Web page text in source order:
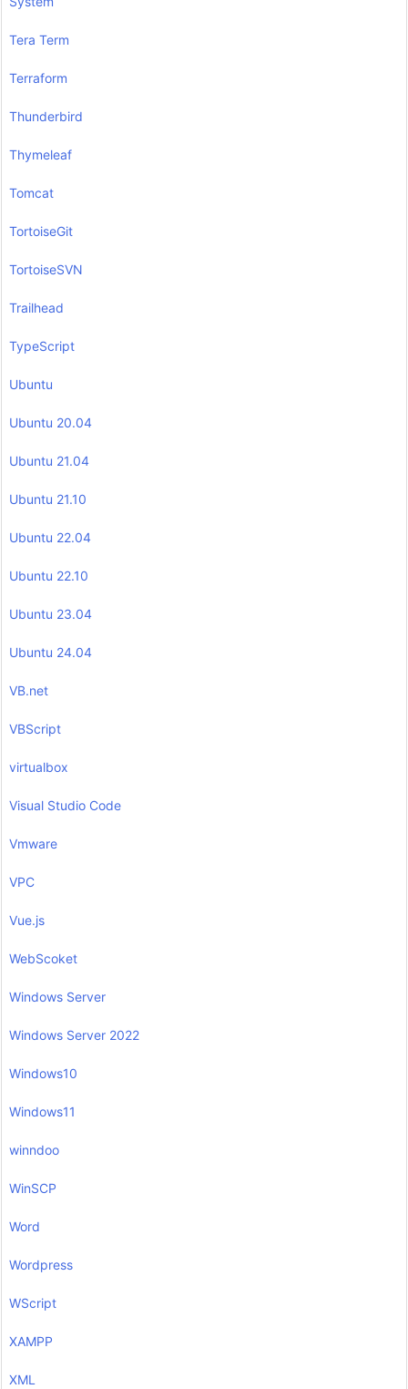
Tera Term
Terraform
Thunderbird
Thymeleaf
Tomcat
TortoiseGit
TortoiseSVN
Trailhead
TypeScript
Ubuntu
Ubuntu 20.04
Ubuntu 21.04
Ubuntu 21.10
Ubuntu 22.04
Ubuntu 22.10
Ubuntu 23.04
Ubuntu 24.04
VB.net
VBScript
virtualbox
Visual Studio Code
Vmware
VPC
Vue.js
WebScoket
Windows Server
Windows Server 2022
Windows10
Windows11
winndoo
WinSCP
Word
Wordpress
WScript
XAMPP
XML